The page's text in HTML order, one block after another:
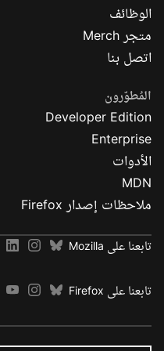
الوظائف
متجر Merch
اتصل بنا
المُطوّرون
Developer Edition
Enterprise
الأدوات
MDN
ملاحظات إصدار Firefox
تابعنا على Mozilla
تابعنا على Firefox